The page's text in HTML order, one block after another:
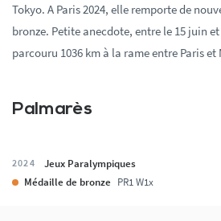
Tokyo. A Paris 2024, elle remporte de
bronze. Petite anecdote, entre le 15 juin
parcouru 1036 km à la rame entre Paris et
Palmarès
2024 Jeux Paralympiques
Médaille de bronze PR1 W1x